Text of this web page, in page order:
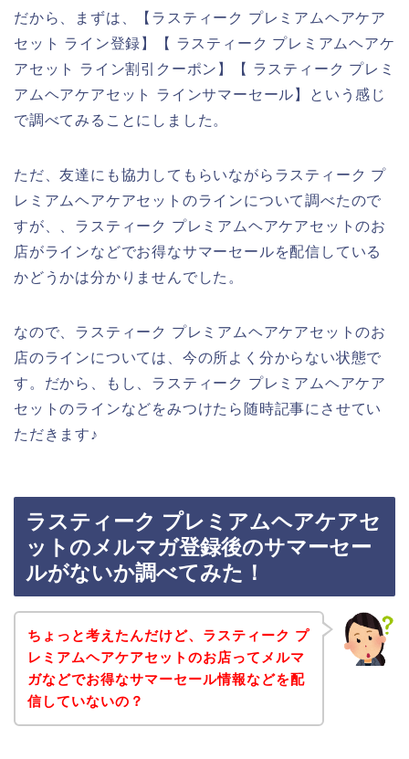
だから、まずは、【ラスティーク プレミアムヘアケア
セット ライン登録】【 ラスティーク プレミアムヘアケ
アセット ライン割引クーポン】【 ラスティーク プレミ
アムヘアケアセット ラインサマーセール】という感じ
で調べてみることにしました。
ただ、友達にも協力してもらいながらラスティーク プ
レミアムヘアケアセットのラインについて調べたので
すが、、ラスティーク プレミアムヘアケアセットのお
店がラインなどでお得なサマーセールを配信している
かどうかは分かりませんでした。
なので、ラスティーク プレミアムヘアケアセットのお
店のラインについては、今の所よく分からない状態で
す。だから、もし、ラスティーク プレミアムヘアケア
セットのラインなどをみつけたら随時記事にさせてい
ただきます♪
ラスティーク プレミアムヘアケアセ
ットのメルマガ登録後のサマーセー
ルがないか調べてみた！
ちょっと考えたんだけど、ラスティーク プ
レミアムヘアケアセットのお店ってメルマ
ガなどでお得なサマーセール情報などを配
信していないの？